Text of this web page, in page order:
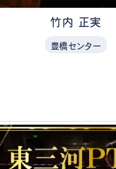
竹内 正実
豊橋センター